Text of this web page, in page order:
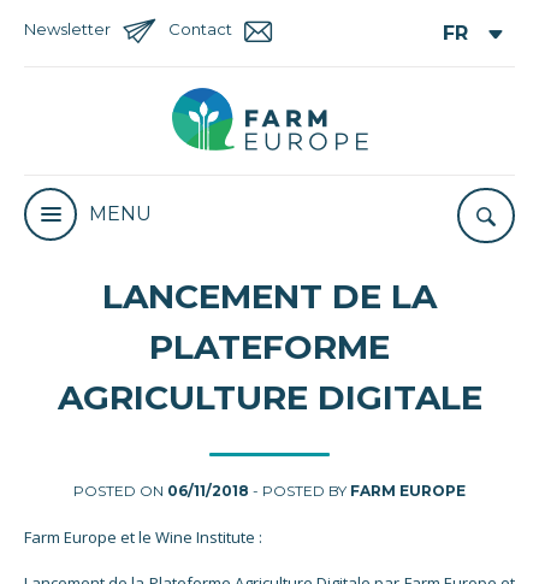
Newsletter Contact
MENU
LANCEMENT DE LA
PLATEFORME
AGRICULTURE DIGITALE
POSTED ON 06/11/2018 - POSTED BY FARM EUROPE
Farm Europe et le Wine Institute :